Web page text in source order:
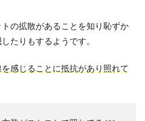
の拡散があることを知り恥ずか
たりもするようです。
感じることに抵抗があり照れて